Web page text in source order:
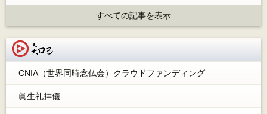
すべての記事を表示
CNIA（世界同時念仏会）クラウドファンディング
眞生礼拝儀